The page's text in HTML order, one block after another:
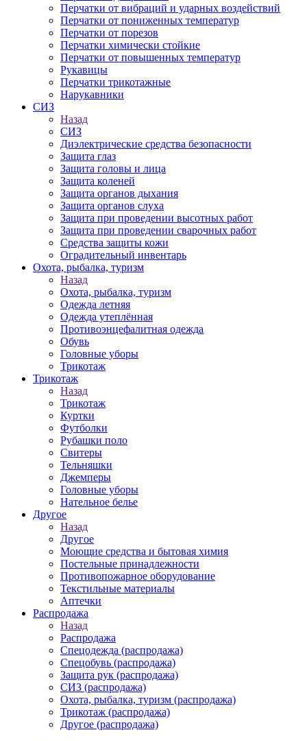
Перчатки от вибраций и ударных воздействий
Перчатки от пониженных температур
Перчатки от порезов
Перчатки химически стойкие
Перчатки от повышенных температур
Рукавицы
Перчатки трикотажные
Нарукавники
СИЗ
Назад
СИЗ
Диэлектрические средства безопасности
Защита глаз
Защита головы и лица
Защита коленей
Защита органов дыхания
Защита органов слуха
Защита при проведении высотных работ
Защита при проведении сварочных работ
Средства защиты кожи
Оградительный инвентарь
Охота, рыбалка, туризм
Назад
Охота, рыбалка, туризм
Одежда летняя
Одежда утеплённая
Противоэнцефалитная одежда
Обувь
Головные уборы
Трикотаж
Трикотаж
Назад
Трикотаж
Куртки
Футболки
Рубашки поло
Свитеры
Тельняшки
Джемперы
Головные уборы
Нательное белье
Другое
Назад
Другое
Моющие средства и бытовая химия
Постельные принадлежности
Противопожарное оборудование
Текстильные материалы
Аптечки
Распродажа
Назад
Распродажа
Спецодежда (распродажа)
Спецобувь (распродажа)
Защита рук (распродажа)
СИЗ (распродажа)
Охота, рыбалка, туризм (распродажа)
Трикотаж (распродажа)
Другое (распродажа)